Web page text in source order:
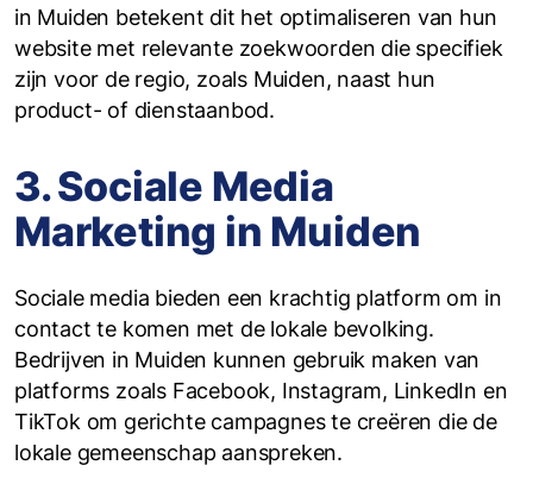
in Muiden betekent dit het optimaliseren van hun
website met relevante zoekwoorden die specifiek
zijn voor de regio, zoals Muiden, naast hun
product- of dienstaanbod.
3. Sociale Media
Marketing in Muiden
Sociale media bieden een krachtig platform om in
contact te komen met de lokale bevolking.
Bedrijven in Muiden kunnen gebruik maken van
platforms zoals Facebook, Instagram, LinkedIn en
TikTok om gerichte campagnes te creëren die de
lokale gemeenschap aanspreken.